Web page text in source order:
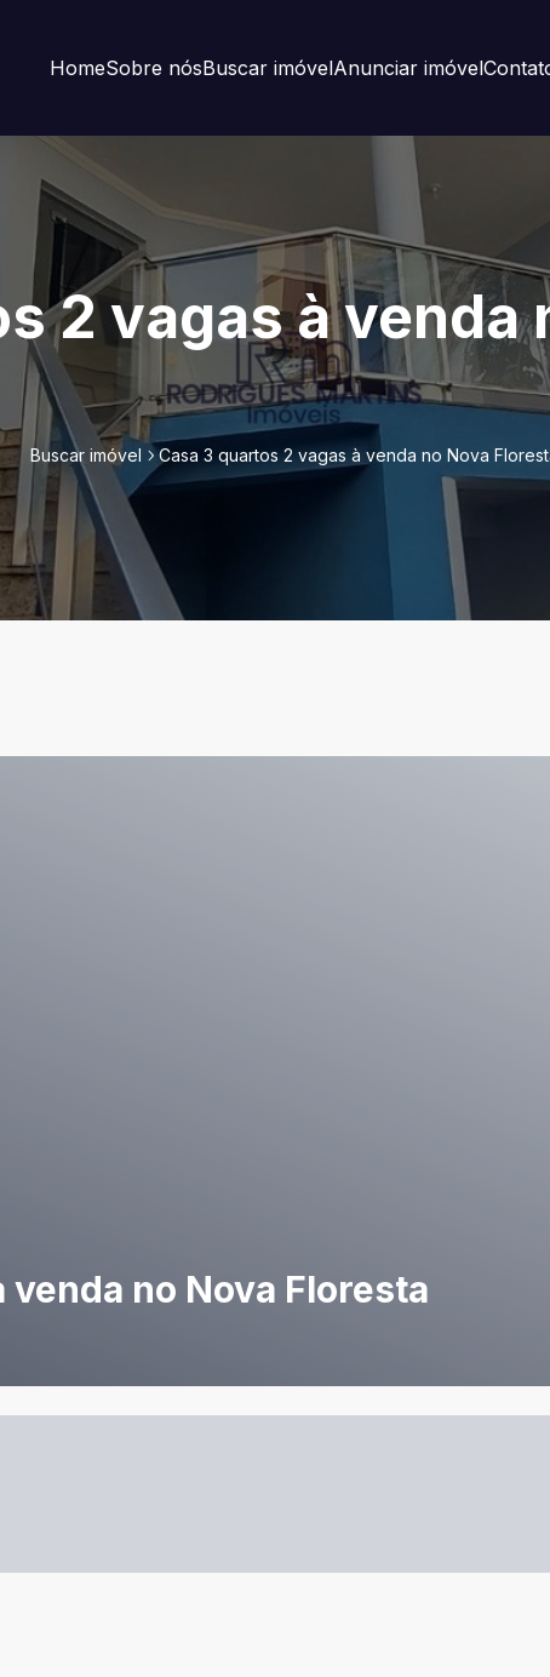
HomeSobre nósBuscar imóvelAnunciar imóvel
2 vagas à venda
Buscar imóvel Casa 3 quartos 2 vagas à venda no Nova
no Nova Floresta